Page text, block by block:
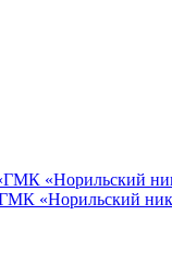
«Норильский
«Норильский